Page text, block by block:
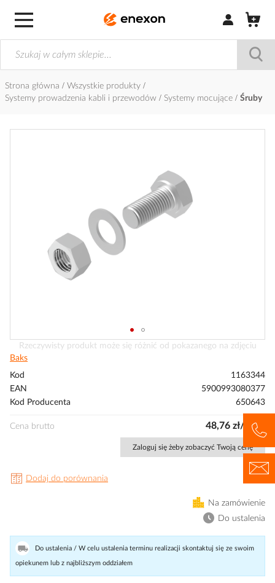
Zaloguj się /
Strona główna
Wszystkie produkty
Systemy prowadzenia kabli i przewodów
Systemy mocujące Śruby
Przejdź
na
początek
Rzeczywisty produkt może się różnić od pokazanego na zdjęciu
Baks
Kod
1163344
EAN
5900993080377
Kod Producenta
650643
Cena brutto 48,76 zł/opak
Zaloguj się żeby zobaczyć Twoją cenę
Dodaj do porównania
Na zamówienie
Do ustalenia
Do ustalenia / W celu ustalenia terminu realizacji skontaktuj się ze swoim
opiekunem lub z najbliższym oddziałem